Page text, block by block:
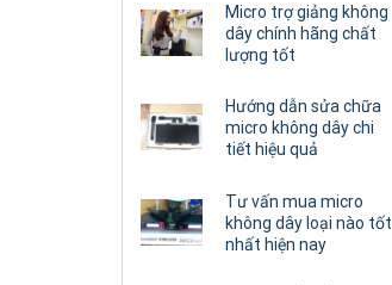
Micro trợ giảng không
dây chính hãng chất
lượng tốt
Hướng dẫn sửa chữa
micro không dây chi
tiết hiệu quả
Tư vấn mua micro
không dây loại nào tốt
nhất hiện nay